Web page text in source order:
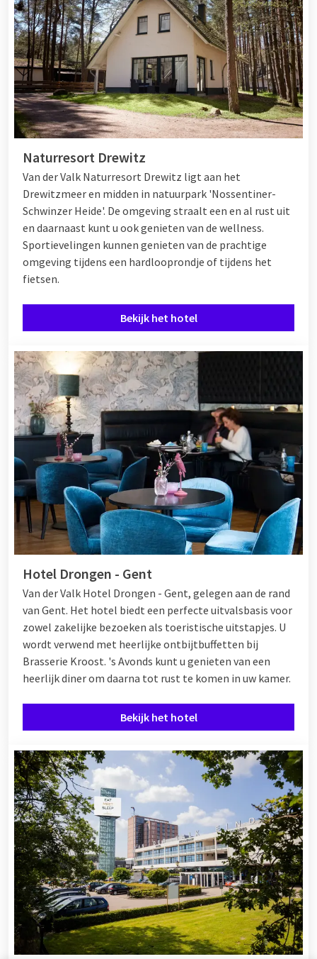
Naturresort Drewitz
Van der Valk Naturresort Drewitz ligt aan het
Drewitzmeer en midden in natuurpark 'Nossentiner-
Schwinzer Heide'. De omgeving straalt een en al rust uit
en daarnaast kunt u ook genieten van de wellness.
Sportievelingen kunnen genieten van de prachtige
omgeving tijdens een hardlooprondje of tijdens het
fietsen.
Bekijk het hotel
Hotel Drongen - Gent
Van der Valk Hotel Drongen - Gent, gelegen aan de rand
van Gent. Het hotel biedt een perfecte uitvalsbasis voor
zowel zakelijke bezoeken als toeristische uitstapjes. U
wordt verwend met heerlijke ontbijtbuffetten bij
Brasserie Kroost. 's Avonds kunt u genieten van een
heerlijk diner om daarna tot rust te komen in uw kamer.
Bekijk het hotel